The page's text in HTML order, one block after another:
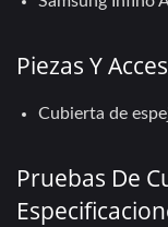
Piezas Y
Cubierta de
Pruebas De